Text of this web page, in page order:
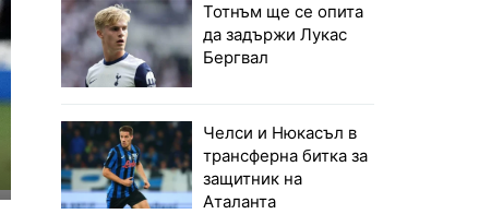
Тотнъм ще се опита
да задържи Лукас
Бергвал
Челси и Нюкасъл в
трансферна битка за
защитник на
Аталанта